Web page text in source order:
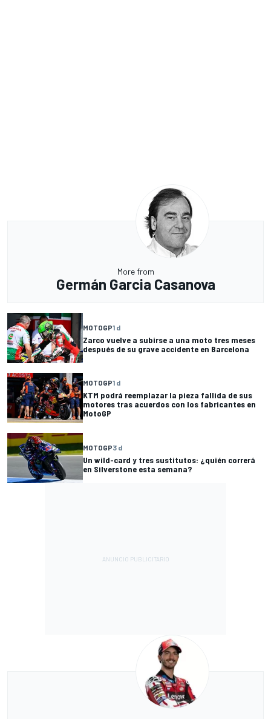
More from
Germán Garcia Casanova
MOTOGP1 d
Zarco vuelve a subirse a una moto tres meses
después de su grave accidente en Barcelona
MOTOGP1 d
KTM podrá reemplazar la pieza fallida de sus
motores tras acuerdos con los fabricantes en
MotoGP
MOTOGP3 d
Un wild-card y tres sustitutos: ¿quién correrá
en Silverstone esta semana?